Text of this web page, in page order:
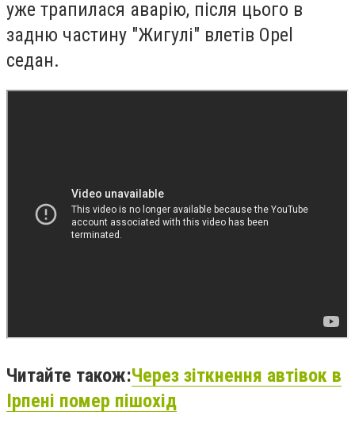
уже трапилася аварію, після цього в
задню частину "Жигулі" влетів Opel
седан.
Читайте також:Через зіткнення автівок в
Ірпені помер пішохід